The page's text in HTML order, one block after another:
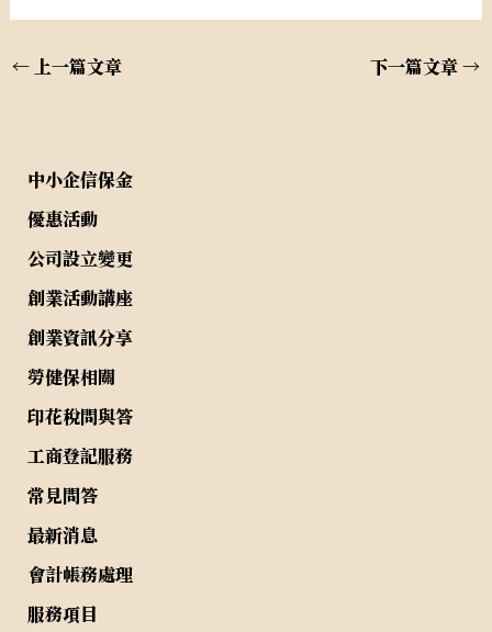
←上一篇文章 下一篇文章→
中小企信保金
優惠活動
公司設立變更
創業活動講座
創業資訊分享
勞健保相關
印花稅問與答
工商登記服務
常見問答
最新消息
會計帳務處理
服務項目